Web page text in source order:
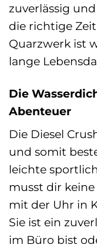
zuverlässig
die richtige
Quarzwerk ist
lange
Die
Abenteuer
Die Diesel
und somit
leichte
musst dir
mit der Uhr in
Sie ist ein
im Büro bist